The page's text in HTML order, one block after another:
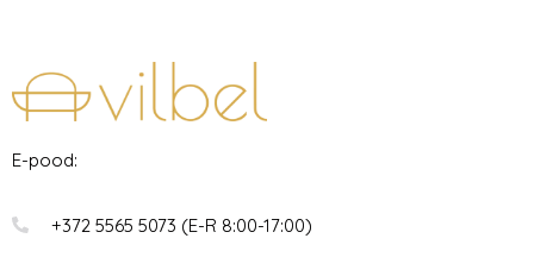
E-pood:
+372 5565 5073 (E-R 8:00-17:00)